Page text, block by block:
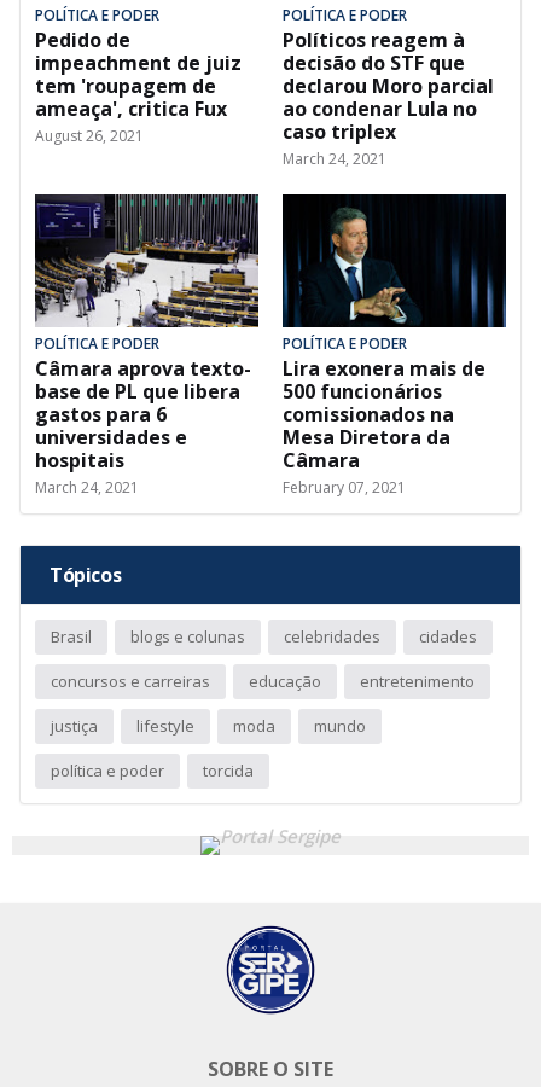
POLÍTICA E PODER
Pedido de
impeachment de juiz
tem 'roupagem de
ameaça', critica Fux
August 26, 2021
POLÍTICA E PODER
Políticos reagem à
decisão do STF que
declarou Moro parcial
ao condenar Lula no
caso triplex
March 24, 2021
POLÍTICA E PODER
Câmara aprova texto-
base de PL que libera
gastos para 6
universidades e
hospitais
March 24, 2021
POLÍTICA E PODER
Lira exonera mais de
500 funcionários
comissionados na
Mesa Diretora da
Câmara
February 07, 2021
Tópicos
Brasil blogs e colunas celebridades cidades
concursos e carreiras educação entretenimento
justiça lifestyle moda mundo
política e poder torcida
SOBRE O SITE